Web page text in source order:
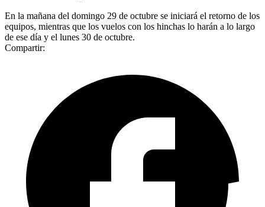
En la mañana del domingo 29 de octubre se iniciará el retorno de los
equipos, mientras que los vuelos con los hinchas lo harán a lo largo
de ese día y el lunes 30 de octubre.
Compartir: